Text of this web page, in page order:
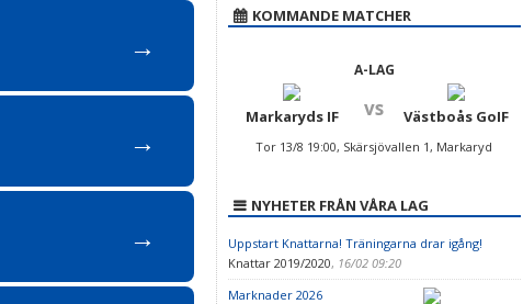
→
→
→
KOMMANDE MATCHER
A-LAG
Markaryds IF vs Västboås GoIF
Tor 13/8 19:00, Skärsjövallen 1, Markaryd
NYHETER FRÅN VÅRA LAG
Uppstart Knattarna! Träningarna drar igång!
Knattar 2019/2020, 16/02 09:20
Marknader 2026